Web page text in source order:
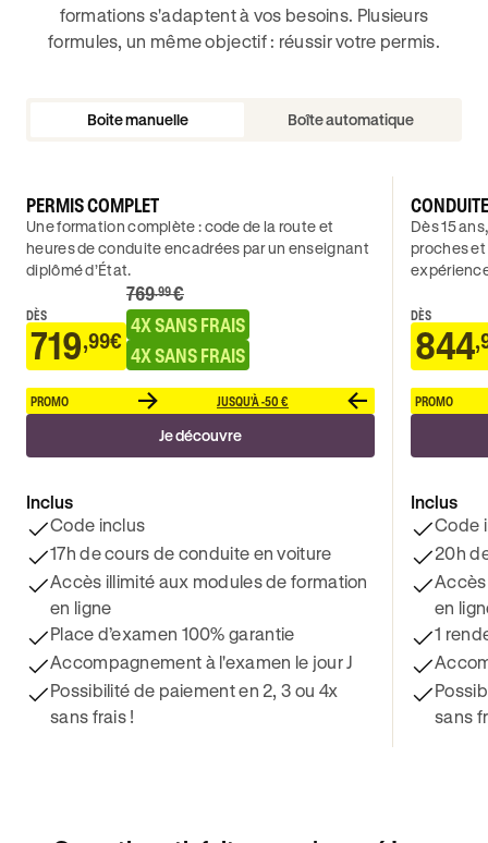
formations s'adaptent à vos besoins. Plusieurs
formules, un même objectif : réussir votre permis.
Boite manuelle Boîte automatique
PERMIS COMPLET
Une formation complète : code de la route et
heures de conduite encadrées par un enseignant
diplômé d’État.
DÈS
719,99€
769 .99€
4X SANS FRAIS
4X SANS FRAIS
PROMO JUSQU'À -50 €
Je découvre
Inclus
Code inclus
17h de cours de conduite en voiture
Accès illimité aux modules de formation
en ligne
Place d’examen 100% garantie
Accompagnement à l'examen le jour J
Possibilité de paiement en 2, 3 ou 4x
sans frais !
Dès 15
proches
DÈS
844
PROMO
Inclus
Code
20h
en
1
sans